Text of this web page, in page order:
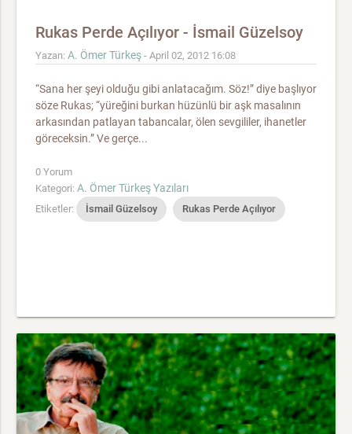
Rukas Perde Açılıyor - İsmail Güzelsoy
Yazan: A. Ömer Türkeş - April 02, 2012 16:08
“Sana her şeyi olduğu gibi anla­tacağım. Söz!” diye başlıyor
söze Rukas; “yüreğini burkan hüzünlü bir aşk masalının
arka­sından patlayan tabancalar, ölen sevgililer, ihanetler
göreceksin.” Ve gerçe...
0 Yorum
Kategori: A. Ömer Türkeş Yazıları
Etiketler: İsmail Güzelsoy Rukas Perde Açılıyor